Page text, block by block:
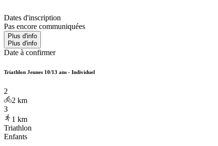
Dates d'inscription
Pas encore communiquées
Plus d'info
Plus d'info
Date à confirmer
Triathlon Jeunes 10/13 ans - Individuel
2
2 km
3
1 km
Triathlon
Enfants